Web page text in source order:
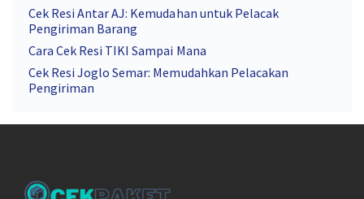
Cek Resi Antar AJ: Kemudahan untuk Pelacak
Pengiriman Barang
Cara Cek Resi TIKI Sampai Mana
Cek Resi Joglo Semar: Memudahkan Pelacakan
Pengiriman